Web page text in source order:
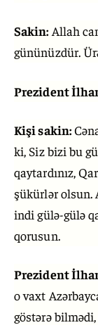
Sakin: Allah
gününüzdür.
Prezident
Kişi sakin:
ki, Siz bizi bu
qaytardınız,
şükürlər olsun.
indi gülə-gülə
qorusun.
Prezident
o vaxt
göstərə